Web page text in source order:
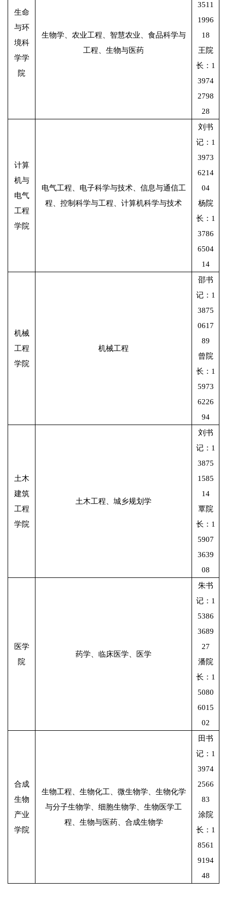
生命
与环
境科
学学
院
生物学、农业工程、智慧农业、食品科学与
工程、生物与医药
3511
1996
18
王院
长：1
3974
2798
28
计算
机与
电气
工程
学院
电气工程、电子科学与技术、信息与通信工
程、控制科学与工程、计算机科学与技术
刘书
记：1
3973
6214
04
杨院
长：1
3786
6504
14
机械
工程
学院
机械工程
邵书
记：1
3875
0617
89
曾院
长：1
5973
6226
94
土木
建筑
工程
学院
土木工程、城乡规划学
刘书
记：1
3875
1585
14
覃院
长：1
5907
3639
08
医学
院
药学、临床医学、医学
朱书
记：1
5386
3689
27
潘院
长：1
5080
6015
02
合成
生物
产业
学院
生物工程、生物化工、微生物学、生物化学
与分子生物学、细胞生物学、生物医学工
程、生物与医药、合成生物学
田书
记：1
3974
2566
83
涂院
长：1
8561
9194
48